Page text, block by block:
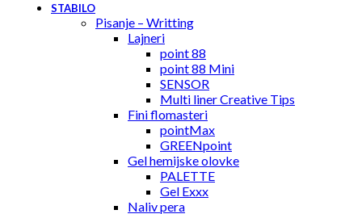
STABILO
Pisanje – Writting
Lajneri
point 88
point 88 Mini
SENSOR
Multi liner Creative Tips
Fini flomasteri
pointMax
GREENpoint
Gel hemijske olovke
PALETTE
Gel Exxx
Naliv pera